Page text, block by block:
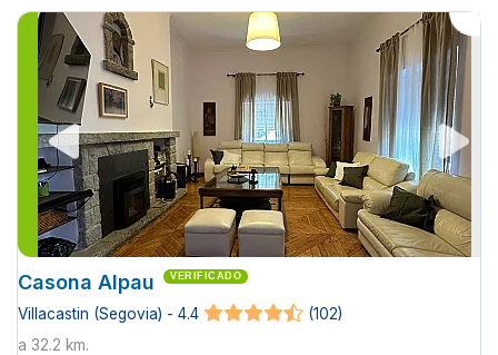
Casona Alpau VERIFICADO
Villacastin (Segovia) - 4.4
(102)
a 32.2 km.